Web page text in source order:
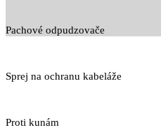
Pachové odpudzovače
Sprej na ochranu kabeláže
Proti kunám